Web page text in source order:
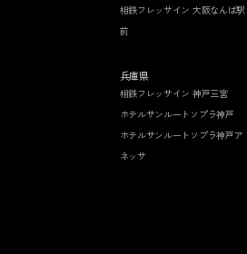
相鉄フレッサイン 大阪なんば駅
前
兵庫県
相鉄フレッサイン 神戸三宮
ホテルサンルートソプラ神戸
ホテルサンルートソプラ神戸ア
ネッサ